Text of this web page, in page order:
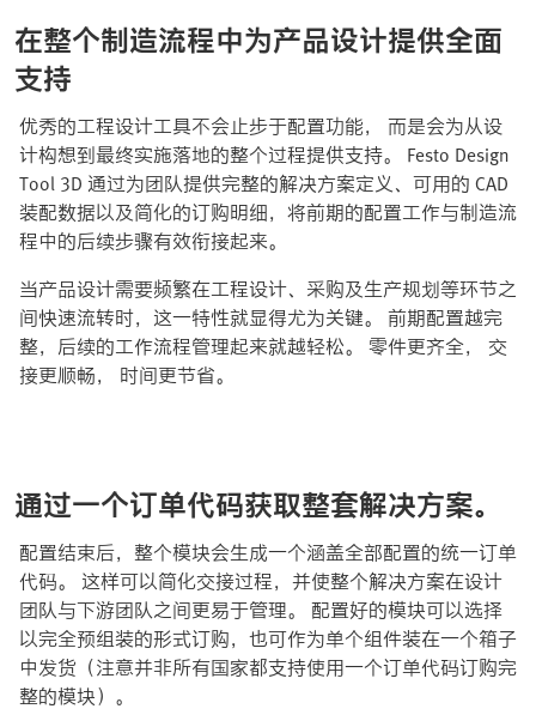
在整个制造流程中为产品设计提供全面
支持
优秀的工程设计工具不会止步于配置功能， 而是会为从设
计构想到最终实施落地的整个过程提供支持。 Festo Design
Tool 3D 通过为团队提供完整的解决方案定义、可用的 CAD
装配数据以及简化的订购明细，将前期的配置工作与制造流
程中的后续步骤有效衔接起来。
当产品设计需要频繁在工程设计、采购及生产规划等环节之
间快速流转时，这一特性就显得尤为关键。 前期配置越完
整，后续的工作流程管理起来就越轻松。 零件更齐全， 交
接更顺畅， 时间更节省。
通过一个订单代码获取整套解决方案。
配置结束后，整个模块会生成一个涵盖全部配置的统一订单
代码。 这样可以简化交接过程，并使整个解决方案在设计
团队与下游团队之间更易于管理。 配置好的模块可以选择
以完全预组装的形式订购，也可作为单个组件装在一个箱子
中发货（注意并非所有国家都支持使用一个订单代码订购完
整的模块）。